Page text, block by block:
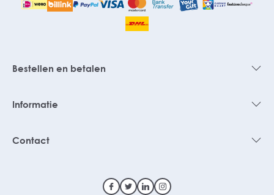
Bestellen en betalen
Informatie
Contact